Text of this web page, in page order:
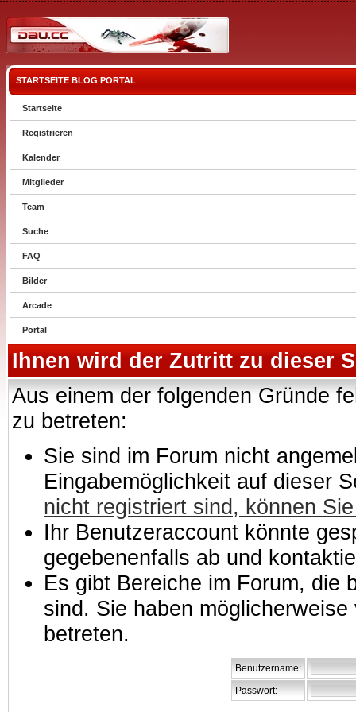
STARTSEITE BLOG PORTAL
Startseite
Registrieren
Kalender
Mitglieder
Team
Suche
FAQ
Bilder
Arcade
Portal
Ihnen wird der Zutritt zu dieser
Aus einem der folgenden Gründe
zu betreten:
Sie sind im Forum nicht
Eingabemöglichkeit auf dieser
nicht registriert sind, können
Ihr Benutzeraccount könnte
gegebenenfalls ab und
Es gibt Bereiche im Forum, die
sind. Sie haben
betreten.
Benutzername:
Passwort: